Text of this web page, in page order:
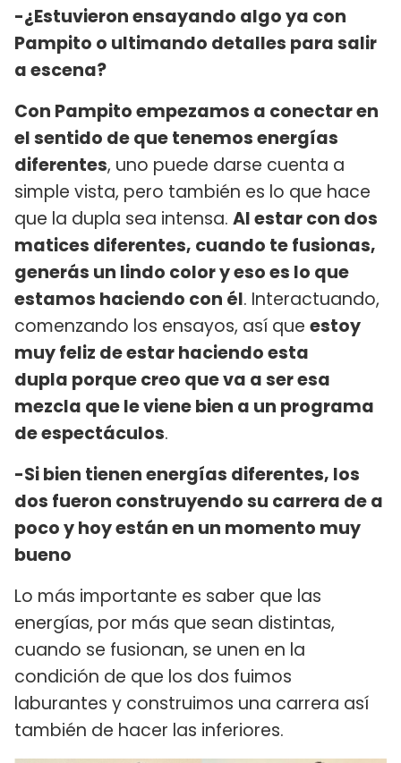
-¿Estuvieron ensayando algo ya con
Pampito o ultimando detalles para salir
a escena?
Con Pampito empezamos a conectar en
el sentido de que tenemos energías
diferentes, uno puede darse cuenta a
simple vista, pero también es lo que hace
que la dupla sea intensa. Al estar con dos
matices diferentes, cuando te fusionas,
generás un lindo color y eso es lo que
estamos haciendo con él. Interactuando,
comenzando los ensayos, así que estoy
muy feliz de estar haciendo esta
dupla porque creo que va a ser esa
mezcla que le viene bien a un programa
de espectáculos.
-Si bien tienen energías diferentes, los
dos fueron construyendo su carrera de a
poco y hoy están en un momento muy
bueno
Lo más importante es saber que las
energías, por más que sean distintas,
cuando se fusionan, se unen en la
condición de que los dos fuimos
laburantes y construimos una carrera así
también de hacer las inferiores.